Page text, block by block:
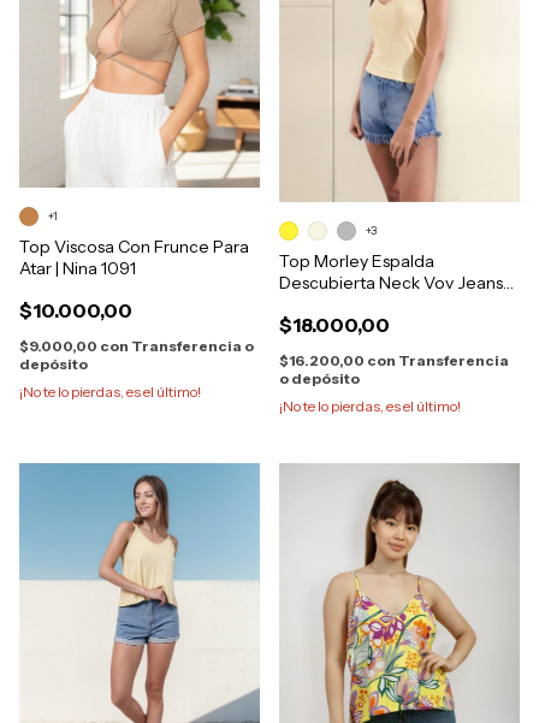
Top Viscosa Con Frunce Para
Atar | Nina 1091
$10.000,00
$9.000,00 con Transferencia o
depósito
¡No te lo pierdas, es el último!
+1
Top Morley Espalda
Descubierta Neck Vov Jeans
$18.000,00
$16.200,00 con Transferencia
o depósito
¡No te lo pierdas, es el último!
+3